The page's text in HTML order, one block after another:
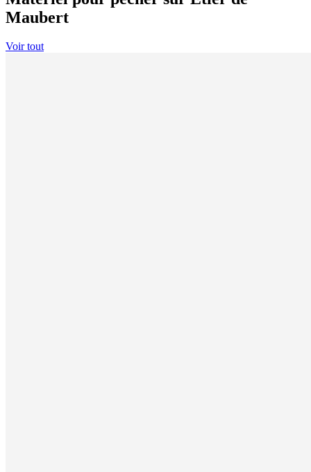
Maubert
Voir tout